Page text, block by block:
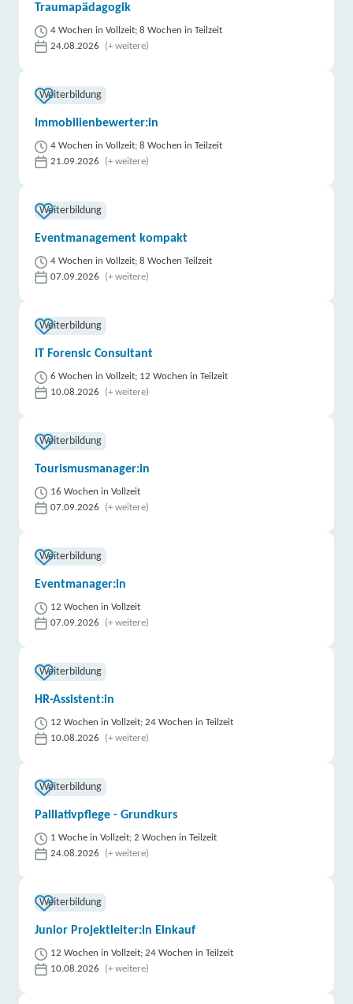
Traumapädagogik
4 Wochen in Vollzeit; 8 Wochen in Teilzeit
24.08.2026
(+ weitere)
Weiterbildung
Immobilienbewerter:in
4 Wochen in Vollzeit; 8 Wochen in Teilzeit
21.09.2026
(+ weitere)
Weiterbildung
Eventmanagement kompakt
4 Wochen in Vollzeit; 8 Wochen Teilzeit
07.09.2026
(+ weitere)
Weiterbildung
IT Forensic Consultant
6 Wochen in Vollzeit; 12 Wochen in Teilzeit
10.08.2026
(+ weitere)
Weiterbildung
Tourismusmanager:in
16 Wochen in Vollzeit
07.09.2026
(+ weitere)
Weiterbildung
Eventmanager:in
12 Wochen in Vollzeit
07.09.2026
(+ weitere)
Weiterbildung
HR-Assistent:in
12 Wochen in Vollzeit; 24 Wochen in Teilzeit
10.08.2026
(+ weitere)
Weiterbildung
Palliativpflege - Grundkurs
1 Woche in Vollzeit; 2 Wochen in Teilzeit
24.08.2026
(+ weitere)
Weiterbildung
Junior Projektleiter:in Einkauf
12 Wochen in Vollzeit; 24 Wochen in Teilzeit
10.08.2026
(+ weitere)